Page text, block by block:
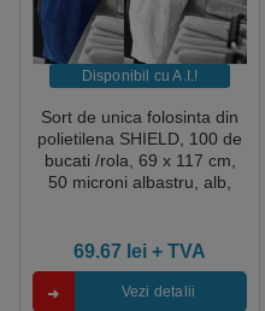
Disponibil cu A.I.​!
Sort de unica folosinta din
polietilena SHIELD, 100 de
bucati /rola, 69 x 117 cm,
50 microni albastru, alb,
69.67 lei + TVA
Vezi detalii